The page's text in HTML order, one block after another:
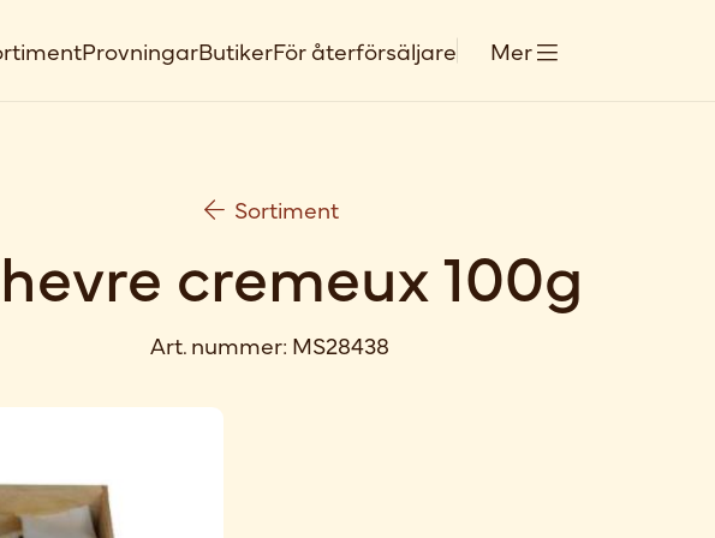
ProvningarButikerFör återförsäljare Mer
Sortiment
cremeux 100g
Art. nummer: MS28438